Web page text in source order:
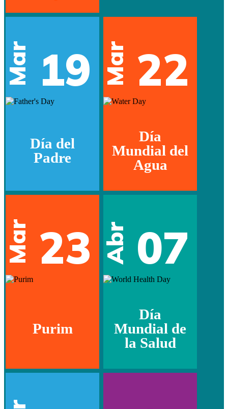
Mar 19
Día del
Padre
Mar 22
Día
Mundial del
Agua
Mar 23
Purim
Abr 07
Día
Mundial de
la Salud